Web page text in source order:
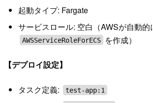
起動タイプ: Fargate
サービスロール: 空白（AWSが自動的
AWSServiceRoleForECS を作成）
【デプロイ設定】
タスク定義: test-app:1